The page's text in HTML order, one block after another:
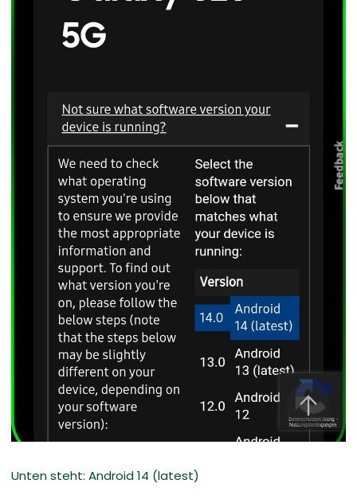
Unten steht: Android 14 (latest)